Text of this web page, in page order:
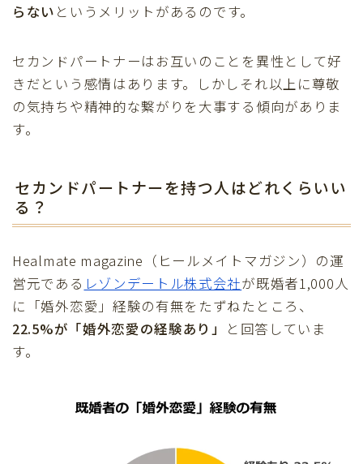
らない というメリットがあるのです。
セカンドパートナーはお互いのことを異性として好
きだという感情はあります。しかしそれ以上に尊敬
の気持ちや精神的な繋がりを大事する傾向がありま
す。
セカンドパートナーを持つ人はどれくらいい
る？
Healmate magazine（ヒールメイトマガジン）の運
営元である レゾンデートル株式会社が既婚者1,000人
に「婚外恋愛」経験の有無をたずねたところ、
22.5%が「婚外恋愛の経験あり」
と回答していま
す。